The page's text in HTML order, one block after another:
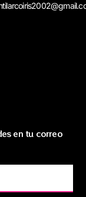
en tu correo